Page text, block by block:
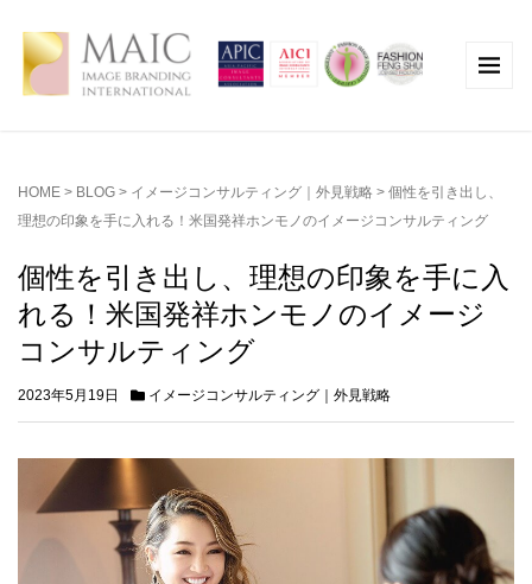
HOME > BLOG > イメージコンサルティング｜外見戦略 > 個性を引き出し、
理想の印象を手に入れる！米国発祥ホンモノのイメージコンサルティング
個性を引き出し、理想の印象を手に入
れる！米国発祥ホンモノのイメージ
コンサルティング
2023年5月19日 イメージコンサルティング｜外見戦略